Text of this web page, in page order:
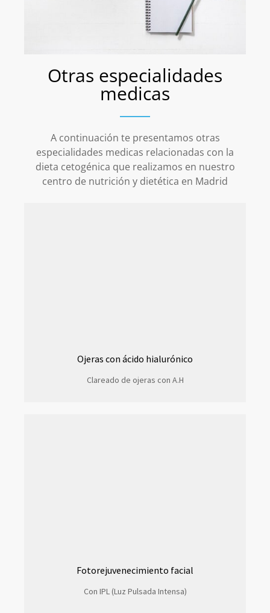
Otras especialidades
medicas
A continuación te presentamos otras
especialidades medicas relacionadas con la
dieta cetogénica que realizamos en nuestro
centro de nutrición y dietética en Madrid
Ojeras con ácido hialurónico
Clareado de ojeras con A.H
Fotorejuvenecimiento facial
Con IPL (Luz Pulsada Intensa)